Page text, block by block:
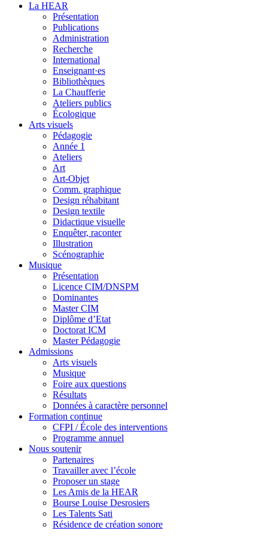
La HEAR
Présentation
Publications
Administration
Recherche
International
Enseignant·es
Bibliothèques
La Chaufferie
Ateliers publics
Écologique
Arts visuels
Pédagogie
Année 1
Ateliers
Art
Art-Objet
Comm. graphique
Design réhabitant
Design textile
Didactique visuelle
Enquêter, raconter
Illustration
Scénographie
Musique
Présentation
Licence CIM/DNSPM
Dominantes
Master CIM
Diplôme d’Etat
Doctorat ICM
Master Pédagogie
Admissions
Arts visuels
Musique
Foire aux questions
Résultats
Données à caractère personnel
Formation continue
CFPI / École des interventions
Programme annuel
Nous soutenir
Partenaires
Travailler avec l’école
Proposer un stage
Les Amis de la HEAR
Bourse Louise Desrosiers
Les Talents Sati
Résidence de création sonore